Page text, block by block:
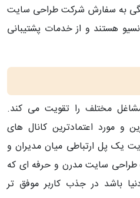
به سفارش شرکت طراحی سایت
هستند و از خدمات پشتیبانی
مختلف را تقویت می کند.
و مورد اعتمادترین کانال های
یک پل ارتباطی میان مدیران و
طراحی سایت مدرن و حرفه ای که
باشد در جذب کاربر موفق تر